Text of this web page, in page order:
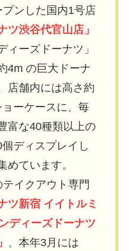
ンした国内1号店
ツ渋谷代官山店」
ィーズドーナツ」
4m の巨大ドーナ
店舗内には高さ約
ーケースに、毎
富な40種類以上の
ディスプレイし
めています。
イクアウト専門
ツ新宿 イイトルミ
ンディーズドーナツ
、本年3月には